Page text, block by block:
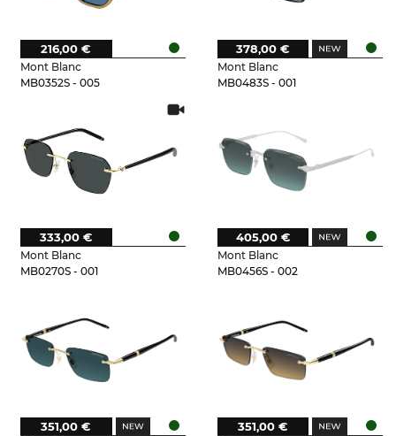
Mont Blanc
MB0352S - 005
216,00 €
Mont Blanc
MB0483S - 001
378,00 €
Mont Blanc
MB0270S - 001
333,00 €
Mont Blanc
MB0456S - 002
405,00 €
351,00 € 351,00 €